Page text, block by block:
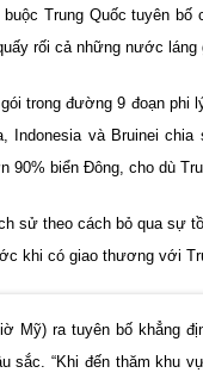
Trung Quốc tuyên
rối cả những nước
trong đường 9 đoạn
Indonesia và Bruinei
90% biển Đông, cho dù
sử theo cách bỏ qua sự
khi có giao thương với
Mỹ) ra tuyên bố khẳng
sắc. “Khi đến thăm khu